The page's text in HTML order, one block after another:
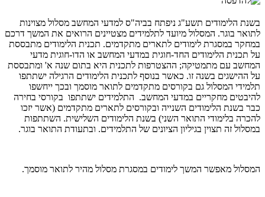
בשנת הלימודים תשע"ג ניפתח בביה"ס למדעי המחשב מסלול מצוינות
לתואר בוגר. המסלול מיועד לתלמידים מצטיינים הרואים את המשך דרכם
במחקר במסגרת לימודים לתארים מתקדמים. תכנית הלימודים מתבססת
על תכנית הלימודים החד-חוגית במדעי המחשב או הדו-חוגית מדעי
המחשב עם מתמטיקה; ההצטרפות לתכנית היא בתום שנה א' ומתבססת
על ההישגים בשנה זו. כאשר בנוסף לתכנית הלימודים הרגילה ישתתפו
תלמידי המסלול גם בקורסים מתקדמים לתואר מוסמך ובכך ייחשפו
להיבטים מחקריים במדעי המחשב. התלמידים ישתתפו בקורסי בחירה
כבר בשנת הלימודים השנייה ובקורסים לתארים מתקדמים (אשר יזכו
להכרה בלימודי התואר השני) בשנת הלימודים השלישית. השתתפות
במסלול זה תצוין בגיליון הציונים של התלמידים. ובתעודת התואר בוגר.
המסלול מאפשר המשך לימודים במסגרת מסלול מהיר לתואר מוסמך.